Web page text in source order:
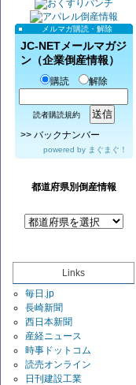
メルマガ購読・解除
JC-NETメールマガジ
ン（企業倒産情報）
購読 解除
読者購読規約
>> バックナンバー
powered by まぐまぐ！
都道府県別倒産情報
Links
毎日.jp
長崎新聞
西日本新聞
産経ニュース
時事ドットコム
読売オンライン
日刊建設工業